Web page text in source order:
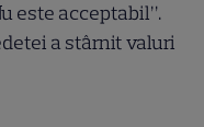
este acceptabil”.
a stârnit valuri